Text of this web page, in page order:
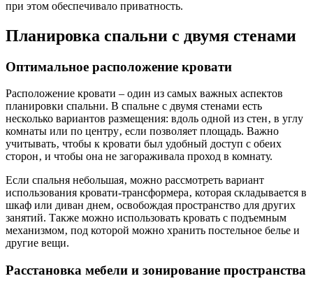
при этом обеспечивало приватность.
Планировка спальни с двумя стенами
Оптимальное расположение кровати
Расположение кровати – один из самых важных аспектов
планировки спальни. В спальне с двумя стенами есть
несколько вариантов размещения: вдоль одной из стен‚ в углу
комнаты или по центру‚ если позволяет площадь. Важно
учитывать‚ чтобы к кровати был удобный доступ с обеих
сторон‚ и чтобы она не загораживала проход в комнату.
Если спальня небольшая‚ можно рассмотреть вариант
использования кровати-трансформера‚ которая складывается в
шкаф или диван днем‚ освобождая пространство для других
занятий. Также можно использовать кровать с подъемным
механизмом‚ под которой можно хранить постельное белье и
другие вещи.
Расстановка мебели и зонирование пространства